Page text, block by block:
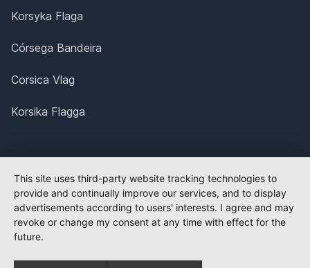
Korsyka Flaga
Córsega Bandeira
Corsica Vlag
Korsika Flagga
This site uses third-party website tracking technologies to
provide and continually improve our services, and to display
advertisements according to users' interests. I agree and may
revoke or change my consent at any time with effect for the
future.